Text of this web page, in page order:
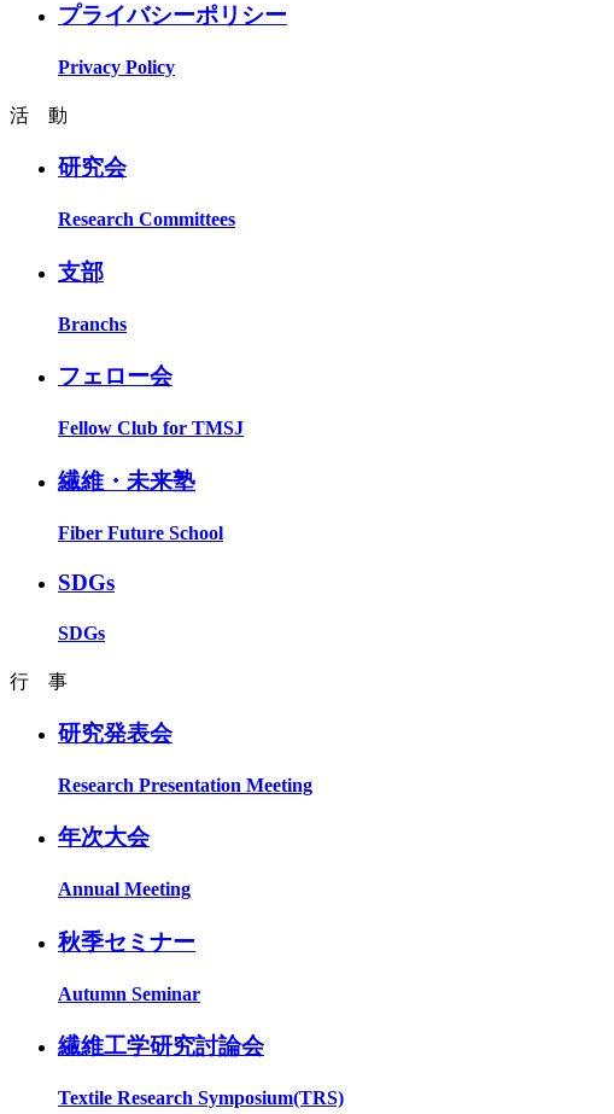
プライバシーポリシー
Privacy Policy
活 動
研究会
Research Committees
支部
Branchs
フェロー会
Fellow Club for TMSJ
繊維・未来塾
Fiber Future School
SDGs
SDGs
行 事
研究発表会
Research Presentation Meeting
年次大会
Annual Meeting
秋季セミナー
Autumn Seminar
繊維工学研究討論会
Textile Research Symposium(TRS)